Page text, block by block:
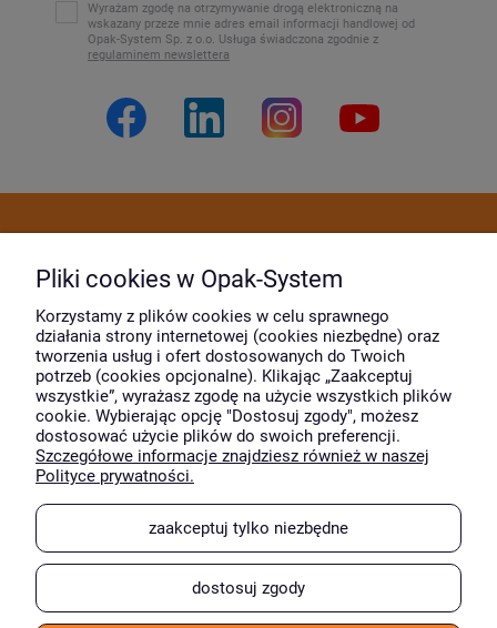
Wyrażam zgodę na otrzymywanie drogą elektroniczną na
wskazany przeze mnie adres email informacji handlowej od
Opak-System Sp. z o.o. Usługa świadczona zgodnie z
regulaminem newslettera
Moje konto
O firmie
Wyróżnili nas
Pliki cookies w Opak-System
Korzystamy z plików cookies w celu sprawnego
działania strony internetowej (cookies niezbędne) oraz
tworzenia usług i ofert dostosowanych do Twoich
potrzeb (cookies opcjonalne). Klikając „Zaakceptuj
wszystkie”, wyrażasz zgodę na użycie wszystkich plików
cookie. Wybierając opcję "Dostosuj zgody", możesz
dostosować użycie plików do swoich preferencji.
Szczegółowe informacje znajdziesz również w naszej
Polityce prywatności.
zaakceptuj tylko niezbędne
dostosuj zgody